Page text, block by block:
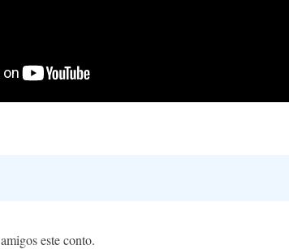
este conto.